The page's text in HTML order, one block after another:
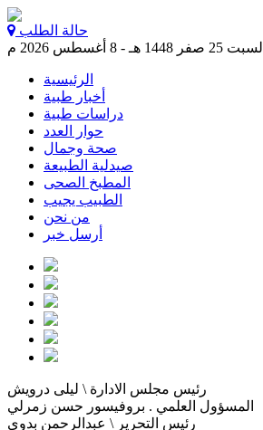
حالة الطلب
السبت 25 صفر 1448 هـ - 8 أغسطس 2026 م
الرئيسية
أخبار طبية
دراسات طبية
حوار العدد
صحة وجمال
صيدلية الطبيعة
المطبخ الصحى
الطبيب يجيب
من نحن
أرسل خبر
رئيس مجلس الادارة \ ليلى درويش
المسؤول العلمي . بروفيسور حسن زمرلي
رئيس التحرير \ عبدالرحمن بدوى